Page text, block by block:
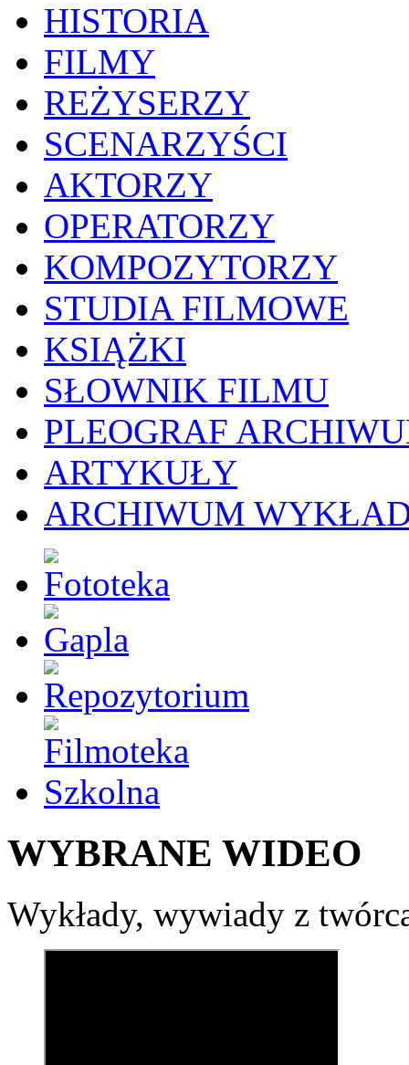
HISTORIA
FILMY
REŻYSERZY
SCENARZYŚCI
AKTORZY
OPERATORZY
KOMPOZYTORZY
STUDIA FILMOWE
KSIĄŻKI
SŁOWNIK FILMU
PLEOGRAF
ARTYKUŁY
ARCHIWUM
WYBRANE WIDEO
Wykłady, wywiady z